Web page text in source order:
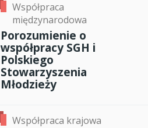
Współpraca
międzynarodowa
Porozumienie o
współpracy SGH i
Polskiego
Stowarzyszenia
Młodzieży
Współpraca krajowa